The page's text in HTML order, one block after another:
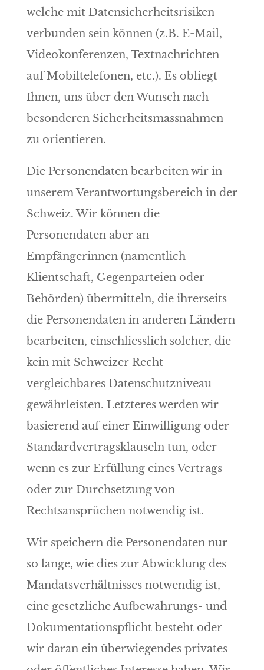
welche mit Datensicherheitsrisiken
verbunden sein können (z.B. E-Mail,
Videokonferenzen, Textnachrichten
auf Mobiltelefonen, etc.). Es obliegt
Ihnen, uns über den Wunsch nach
besonderen Sicherheitsmassnahmen
zu orientieren.
Die Personendaten bearbeiten wir in
unserem Verantwortungsbereich in der
Schweiz. Wir können die
Personendaten aber an
Empfängerinnen (namentlich
Klientschaft, Gegenparteien oder
Behörden) übermitteln, die ihrerseits
die Personendaten in anderen Ländern
bearbeiten, einschliesslich solcher, die
kein mit Schweizer Recht
vergleichbares Datenschutzniveau
gewährleisten. Letzteres werden wir
basierend auf einer Einwilligung oder
Standardvertragsklauseln tun, oder
wenn es zur Erfüllung eines Vertrags
oder zur Durchsetzung von
Rechtsansprüchen notwendig ist.
Wir speichern die Personendaten nur
so lange, wie dies zur Abwicklung des
Mandatsverhältnisses notwendig ist,
eine gesetzliche Aufbewahrungs- und
Dokumentationspflicht besteht oder
wir daran ein überwiegendes privates